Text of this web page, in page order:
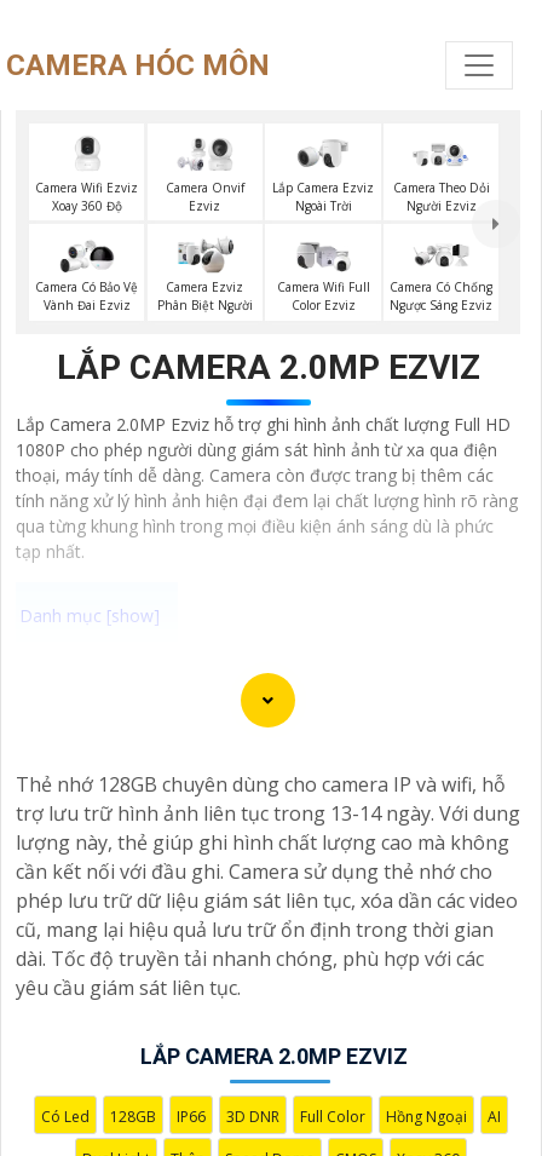
CAMERA HÓC MÔN
Camera Wifi Ezviz
Xoay 360 Độ
Camera Onvif
Ezviz
Lắp Camera Ezviz
Ngoài Trời
Camera Theo Dỏi
Người Ezviz
Camera Có Bảo Vệ
Vành Đai Ezviz
Camera Ezviz
Phân Biệt Người
Camera Wifi Full
Color Ezviz
Camera Có Chống
Ngược Sáng Ezviz
LẮP CAMERA 2.0MP EZVIZ
Lắp Camera 2.0MP Ezviz hỗ trợ ghi hình ảnh chất lượng Full HD
1080P cho phép người dùng giám sát hình ảnh từ xa qua điện
thoại, máy tính dễ dàng. Camera còn được trang bị thêm các
tính năng xử lý hình ảnh hiện đại đem lại chất lượng hình rõ ràng
qua từng khung hình trong mọi điều kiện ánh sáng dù là phức
tạp nhất.
"Bạn đang tìm kiếm một giải pháp an ninh hiệu quả và
tiết kiệm? Hãy khám phá Camera Wifi Ezviz - dòng sản
Wifi, Camera Wifi Ezviz sẽ giúp bạn giám sát ngôi nhà
hoặc văn phòng mọi lúc mọi nơi chỉ bằng một chiếc
điện thoại thông minh.
Không chỉ vậy, sản phẩm cũng mang lại chất lượng
hình ảnh sắc nét và độ phân giải cao, cho phép bạn
theo dõi mọi hoạt động một cách dễ dàng. Đừng bỏ lỡ
cơ hội sở hữu Camera Wifi Ezviz giá rẻ chính hãng để
bảo vệ tài sản và gia đình của bạn ngay hôm nay!"
thiệu sản phẩm Camera Wifi Ezviz.
Thẻ nhớ 128GB chuyên dùng cho camera IP và wifi, hỗ
trợ lưu trữ hình ảnh liên tục trong 13-14 ngày. Với dung
lượng này, thẻ giúp ghi hình chất lượng cao mà không
cần kết nối với đầu ghi. Camera sử dụng thẻ nhớ cho
phép lưu trữ dữ liệu giám sát liên tục, xóa dần các video
cũ, mang lại hiệu quả lưu trữ ổn định trong thời gian
dài. Tốc độ truyền tải nhanh chóng, phù hợp với các
yêu cầu giám sát liên tục.
LẮP CAMERA 2.0MP EZVIZ
Có Led 128GB IP66 3D DNR Full Color Hồng Ngoại AI